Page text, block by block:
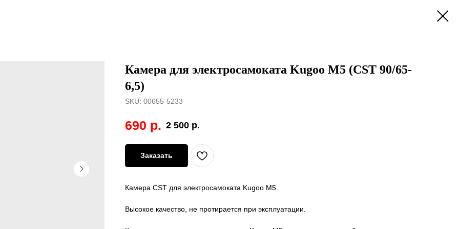
Камера для электросамоката Kugoo M5 (CST 90/65-
6,5)
SKU: 00655-5233
690 р. 2 500 р.
Заказать
Камера CST для электросамоката Kugoo M5.
Высокое качество, не протирается при эксплуатации.